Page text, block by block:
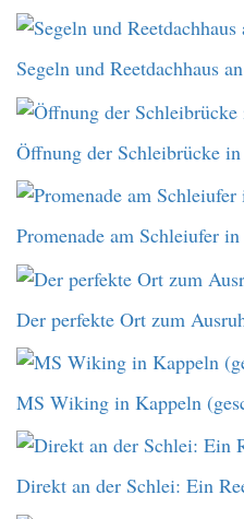
Segeln und Reetdachhaus
Öffnung der Schleibrücke
Promenade am Schleiufer
Der perfekte Ort zum
MS Wiking in Kappeln
Direkt an der Schlei: Ein